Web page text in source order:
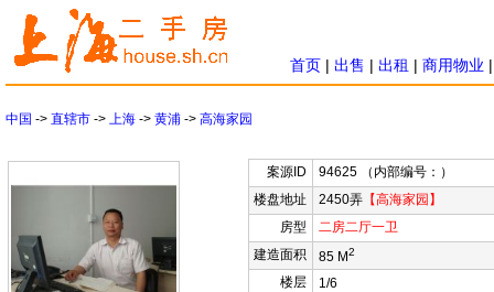
首页 | 出售 | 出租 | 商用物业
中国 -> 直辖市 -> 上海 -> 黄浦 -> 高海家园
案源ID
94625 （内部编号：）
楼盘地址
2450弄 【高海家园】
房型
二房二厅一卫
建造面积
85 M2
楼层
1/6